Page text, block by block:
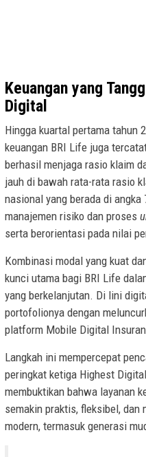
Keuangan yang
Digital
Hingga kuartal pertama tahun
keuangan BRI Life juga
berhasil menjaga rasio klaim
jauh di bawah rata-rata rasio
nasional yang berada di
manajemen risiko dan proses
serta berorientasi pada nilai
Kombinasi modal yang kuat
kunci utama bagi BRI Life
yang berkelanjutan. Di lini
portofolionya dengan
platform Mobile Digital
Langkah ini mempercepat
peringkat ketiga Highest
membuktikan bahwa layanan
semakin praktis, fleksibel, dan
modern, termasuk generasi